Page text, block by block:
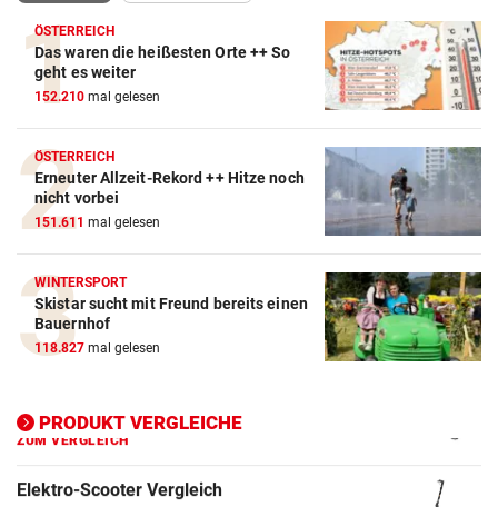
ÖSTERREICH
Das waren die heißesten Orte ++ So
geht es weiter
152.210 mal gelesen
ÖSTERREICH
Erneuter Allzeit-Rekord ++ Hitze noch
nicht vorbei
151.611 mal gelesen
WINTERSPORT
Skistar sucht mit Freund bereits einen
Bauernhof
118.827 mal gelesen
PRODUKT VERGLEICHE
Action-Cam Vergleich
ZUM VERGLEICH
Crosstrainer Vergleich
ZUM VERGLEICH
E-Bike Vergleich
ZUM VERGLEICH
Elektro-Scooter Vergleich
ZUM VERGLEICH
ZUM VERGLEICH
ZUM VERGLEICH